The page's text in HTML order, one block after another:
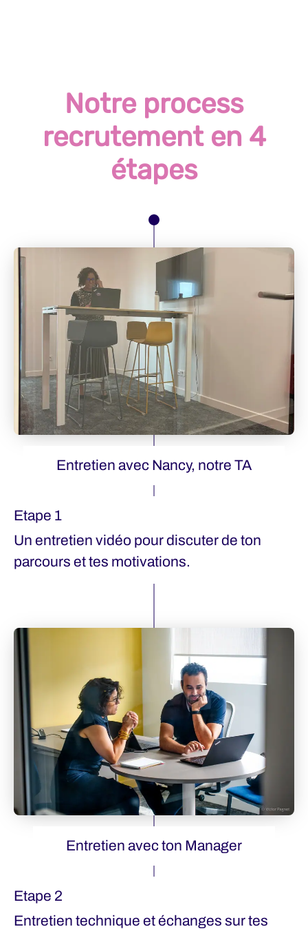
Notre process
recrutement en 4
étapes
Entretien avec Nancy, notre TA
Etape 1
Un entretien vidéo pour discuter de ton
parcours et tes motivations.
Entretien avec ton Manager
Etape 2
Entretien technique et échanges sur tes